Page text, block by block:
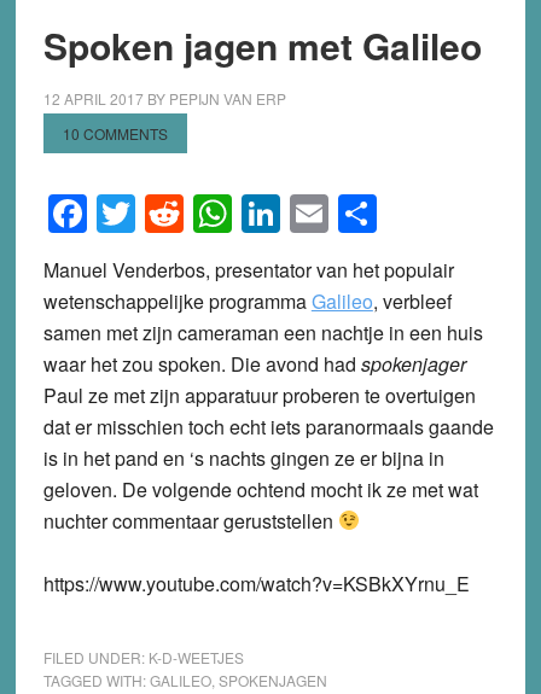
Spoken jagen met Galileo
12 APRIL 2017BY PEPIJN VAN ERP
10 COMMENTS
Facebook
Twitter
Reddit
WhatsApp
LinkedIn
EmailShare
Manuel Venderbos, presentator van het populair
wetenschappelijke programmaGalileo, verbleef
samen met zijn cameraman een nachtje in een huis
waar het zou spoken. Die avond had spokenjager
Paul ze met zijn apparatuur proberen te overtuigen
dat er misschien toch echt iets paranormaals gaande
is in het pand en ‘s nachts gingen ze er bijna in
geloven. De volgende ochtend mocht ik ze met wat
nuchter commentaar geruststellen
https://www.youtube.com/watch?v=KSBkXYrnu_E
FILED UNDER: K-D-WEETJES
TAGGED WITH:GALILEO, SPOKENJAGEN